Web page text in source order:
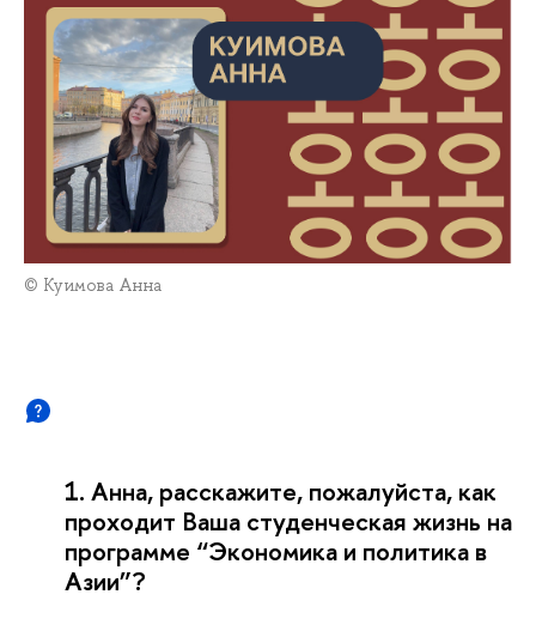
© Куимова Анна
1. Анна, расскажите, пожалуйста, как
проходит Ваша студенческая жизнь на
программе “Экономика и политика в
Азии”?